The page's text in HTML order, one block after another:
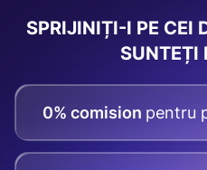
SPRIJINIȚI-I PE CEI
SUNTEȚI
0% comision pentru